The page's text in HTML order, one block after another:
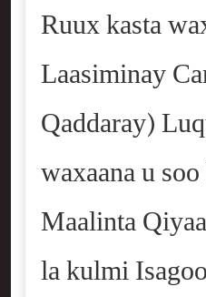
Ruux kasta
Laasiminay
Qaddaray)
waxaana u
Maalinta
la kulmi